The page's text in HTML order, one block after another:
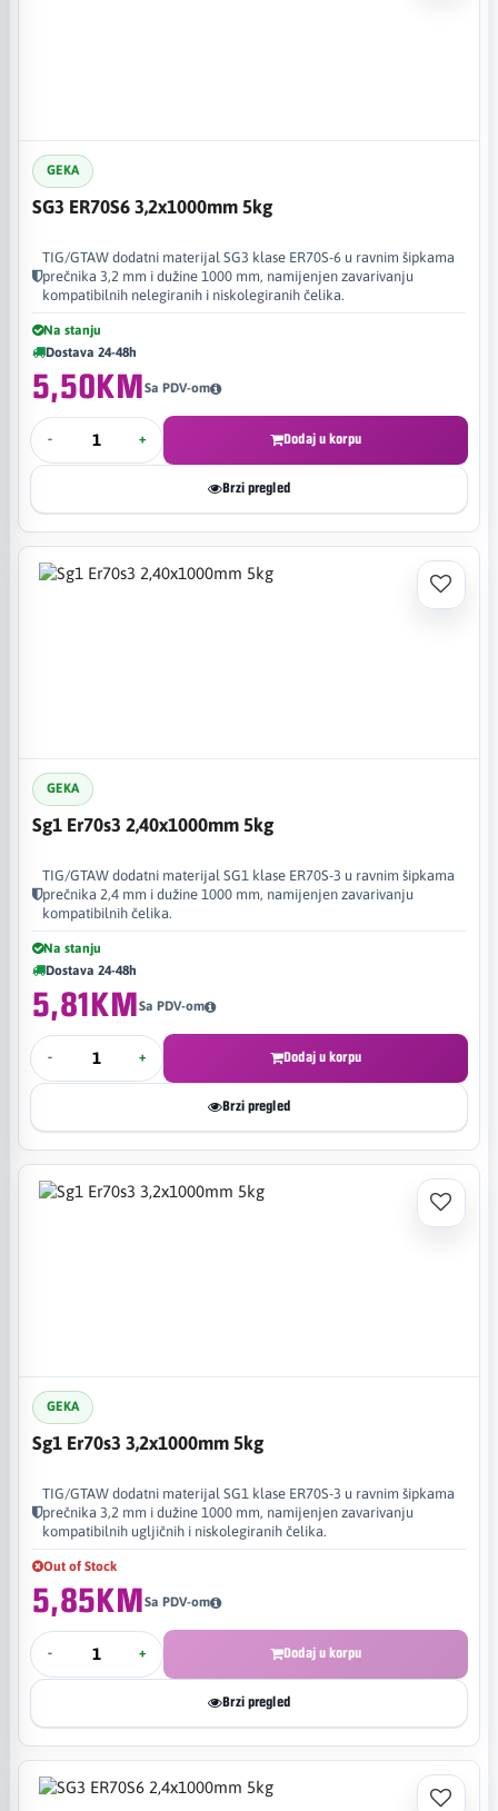
GEKA
SG3 ER70S6 3,2x1000mm 5kg
TIG/GTAW dodatni materijal SG3 klase ER70S-6 u ravnim šipkama
prečnika 3,2 mm i dužine 1000 mm, namijenjen zavarivanju
kompatibilnih nelegiranih i niskolegiranih čelika.
Na stanju
Dostava 24-48h
5,50KMSa PDV-om
- + Dodaj u korpu
Brzi pregled
GEKA
Sg1 Er70s3 2,40x1000mm 5kg
TIG/GTAW dodatni materijal SG1 klase ER70S-3 u ravnim šipkama
prečnika 2,4 mm i dužine 1000 mm, namijenjen zavarivanju
kompatibilnih čelika.
Na stanju
Dostava 24-48h
5,81KMSa PDV-om
- + Dodaj u korpu
Brzi pregled
GEKA
Sg1 Er70s3 3,2x1000mm 5kg
TIG/GTAW dodatni materijal SG1 klase ER70S-3 u ravnim šipkama
prečnika 3,2 mm i dužine 1000 mm, namijenjen zavarivanju
kompatibilnih ugljičnih i niskolegiranih čelika.
Out of Stock
5,85KMSa PDV-om
- + Dodaj u korpu
Brzi pregled